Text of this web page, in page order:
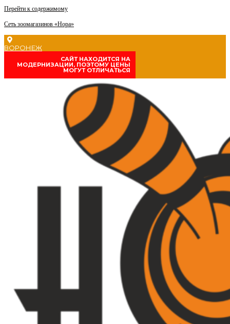
Перейти к содержимому
Сеть зоомагазинов «Нора»
ВОРОНЕЖ
CАЙТ НАХОДИТСЯ НА
МОДЕРНИЗАЦИИ, ПОЭТОМУ ЦЕНЫ
МОГУТ ОТЛИЧАТЬСЯ